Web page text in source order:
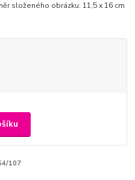
složeného obrázku: 11,5 x 16 cm
107